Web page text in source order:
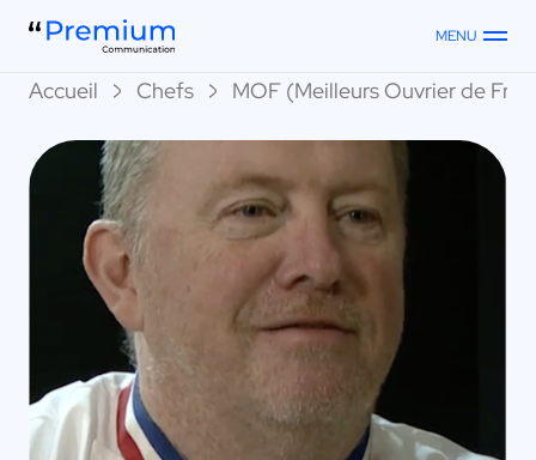
MENU
Accueil Chefs MOF (Meilleurs Ouvrier de